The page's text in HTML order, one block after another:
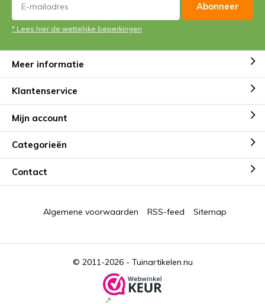
Abonneer
* Lees hier de wettelijke beperkingen
Meer informatie
Klantenservice
Mijn account
Categorieën
Contact
© 2011-2026 - Tuinartikelen.nu
Algemene voorwaarden RSS-feed Sitemap